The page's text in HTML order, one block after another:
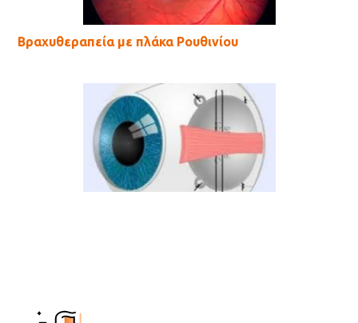
Βραχυθεραπεία με πλάκα Ρουθινίου